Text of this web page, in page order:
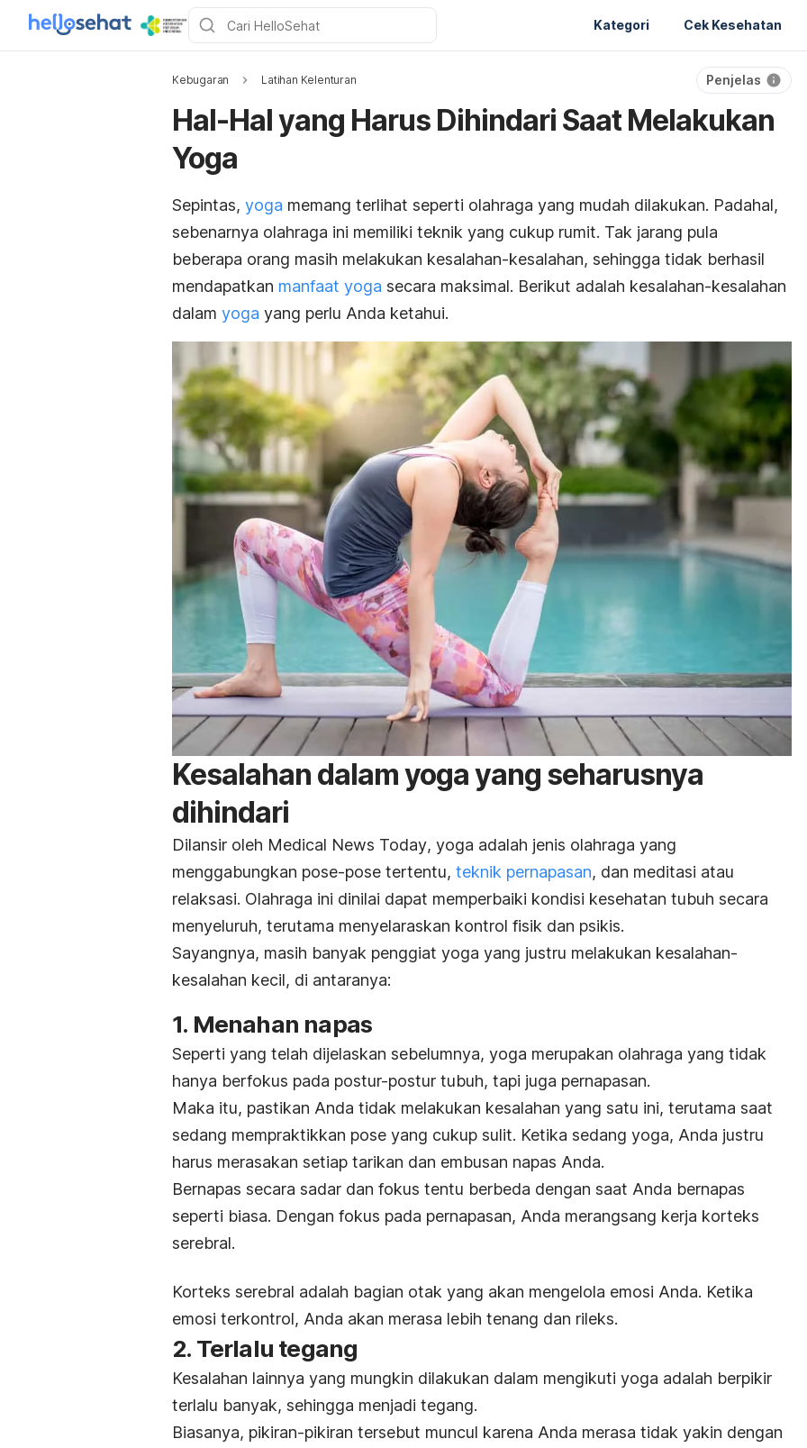
Kategori Cek Kesehatan
Kebugaran Latihan Kelenturan Penjelas
Hal-Hal yang Harus Dihindari Saat Melakukan
Yoga
Sepintas, yoga memang terlihat seperti olahraga yang mudah dilakukan. Padahal,
sebenarnya olahraga ini memiliki teknik yang cukup rumit. Tak jarang pula
beberapa orang masih melakukan kesalahan-kesalahan, sehingga tidak berhasil
mendapatkan manfaat yoga secara maksimal. Berikut adalah kesalahan-kesalahan
dalam yoga yang perlu Anda ketahui.
Kesalahan dalam yoga yang seharusnya
dihindari
Dilansir oleh Medical News Today, yoga adalah jenis olahraga yang
menggabungkan pose-pose tertentu, teknik pernapasan, dan meditasi atau
relaksasi. Olahraga ini dinilai dapat memperbaiki kondisi kesehatan tubuh secara
menyeluruh, terutama menyelaraskan kontrol fisik dan psikis.
Sayangnya, masih banyak penggiat yoga yang justru melakukan kesalahan-
kesalahan kecil, di antaranya:
1. Menahan napas
Seperti yang telah dijelaskan sebelumnya, yoga merupakan olahraga yang tidak
hanya berfokus pada postur-postur tubuh, tapi juga pernapasan.
Maka itu, pastikan Anda tidak melakukan kesalahan yang satu ini, terutama saat
sedang mempraktikkan pose yang cukup sulit. Ketika sedang yoga, Anda justru
harus merasakan setiap tarikan dan embusan napas Anda.
Bernapas secara sadar dan fokus tentu berbeda dengan saat Anda bernapas
seperti biasa. Dengan fokus pada pernapasan, Anda merangsang kerja korteks
serebral.
Korteks serebral adalah bagian otak yang akan mengelola emosi Anda. Ketika
emosi terkontrol, Anda akan merasa lebih tenang dan rileks.
2. Terlalu tegang
Kesalahan lainnya yang mungkin dilakukan dalam mengikuti yoga adalah berpikir
terlalu banyak, sehingga menjadi tegang.
Biasanya, pikiran-pikiran tersebut muncul karena Anda merasa tidak yakin dengan